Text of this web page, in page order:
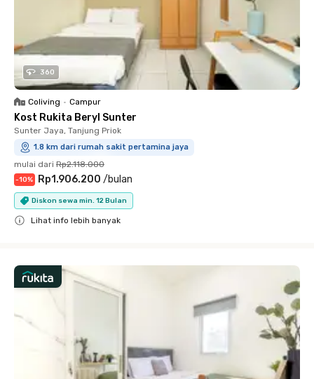
360
Coliving • Campur
Kost Rukita Beryl Sunter
Sunter Jaya, Tanjung Priok
1.8 km dari rumah sakit pertamina jaya
mulai dari Rp2.118.000
-10% Rp1.906.200 /bulan
Diskon sewa min. 12 Bulan
Lihat info lebih banyak